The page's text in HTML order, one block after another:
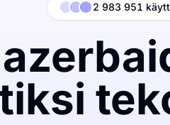
2 983 951